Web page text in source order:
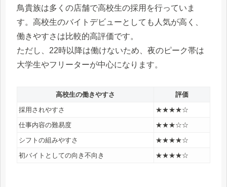
鳥貴族は多くの店舗で高校生の採用を行っていま
す。高校生のバイトデビューとしても人気が高く、
働きやすさは比較的高評価です。
ただし、22時以降は働けないため、夜のピーク帯は
大学生やフリーターが中心になります。
高校生の働きやすさ
評価
採用されやすさ
★★★★☆
仕事内容の難易度
★★★☆☆
シフトの組みやすさ
★★★★☆
初バイトとしての向き不向き
★★★★☆